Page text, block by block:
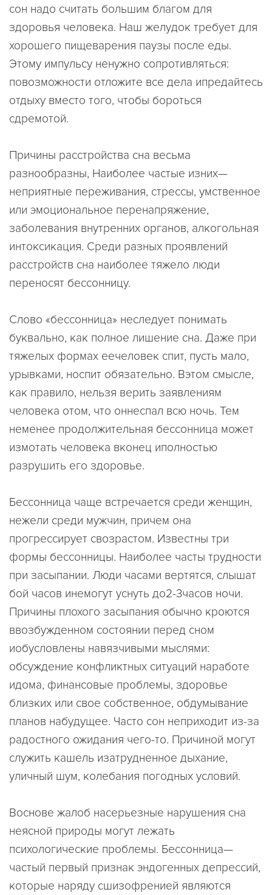
сон надо считать большим благом для
здоровья человека. Наш желудок требует для
хорошего пищеварения паузы после еды.
Этому импульсу ненужно сопротивляться:
повозможности отложите все дела ипредайтесь
отдыху вместо того, чтобы бороться
сдремотой.
Причины расстройства сна весьма
разнообразны, Наиболее частые изних—
неприятные переживания, стрессы, умственное
или эмоциональное перенапряжение,
заболевания внутренних органов, алкогольная
интоксикация. Среди разных проявлений
расстройств сна наиболее тяжело люди
переносят бессонницу.
Слово «бессонница» неследует понимать
буквально, как полное лишение сна. Даже при
тяжелых формах еечеловек спит, пусть мало,
урывками, носпит обязательно. Вэтом смысле,
как правило, нельзя верить заявлениям
человека отом, что оннеспал всю ночь. Тем
неменее продолжительная бессонница может
измотать человека вконец иполностью
разрушить его здоровье.
Бессонница чаще встречается среди женщин,
нежели среди мужчин, причем она
прогрессирует свозрастом. Известны три
формы бессонницы. Наиболее часты трудности
при засыпании. Люди часами вертятся, слышат
бой часов инемогут уснуть до2-3часов ночи.
Причины плохого засыпания обычно кроются
ввозбужденном состоянии перед сном
иобусловлены навязчивыми мыслями:
обсуждение конфликтных ситуаций наработе
идома, финансовые проблемы, здоровье
близких или свое собственное, обдумывание
планов набудущее. Часто сон неприходит из-за
радостного ожидания чего-то. Причиной могут
служить кашель изатрудненное дыхание,
уличный шум, колебания погодных условий.
Воснове жалоб насерьезные нарушения сна
неясной природы могут лежать
психологические проблемы. Бессонница—
частый первый признак эндогенных депрессий,
которые наряду сшизофренией являются